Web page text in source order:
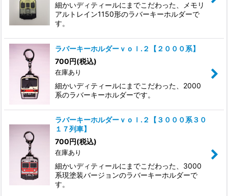
細かいディティールにまでこだわった、メモリ
アルトレイン1150形のラバーキーホルダーで
す。
ラバーキーホルダーｖｏｌ.２【２０００系】
700円(税込)
在庫あり
細かいディティールにまでこだわった、2000
系のラバーキーホルダーです。
ラバーキーホルダーｖｏｌ.２【３０００系３０
１７列車】
700円(税込)
在庫あり
細かいディティールにまでこだわった、3000
系現塗装バージョンのラバーキーホルダーで
す。